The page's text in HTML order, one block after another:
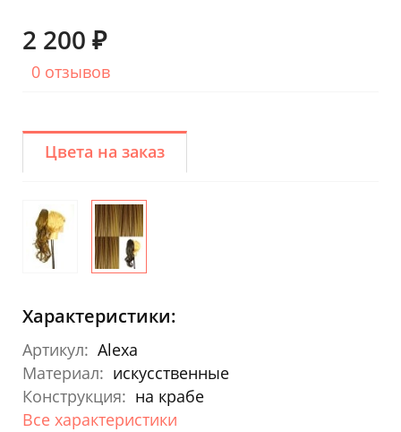
2 200 ₽
0 отзывов
Цвета на заказ
Характеристики:
Артикул: Alexa
Материал: искусственные
Конструкция: на крабе
Все характеристики